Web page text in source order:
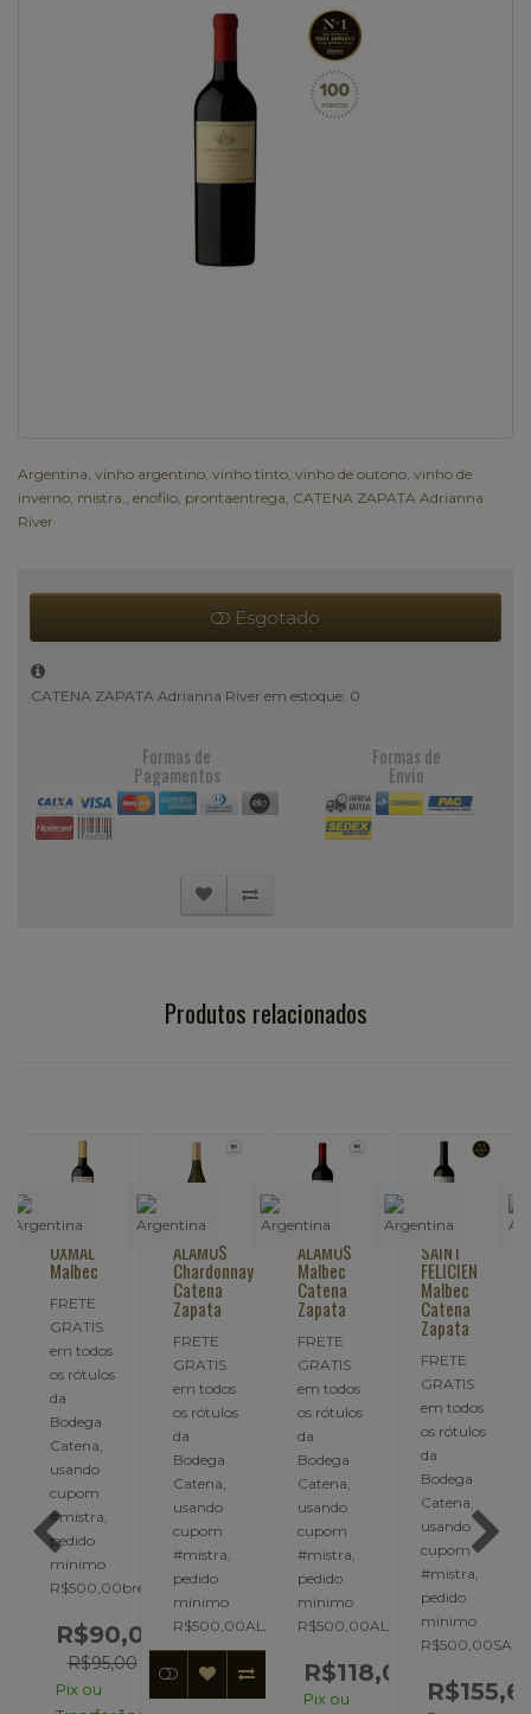
Argentina vinho argentino vinho tinto vinho de outono vinho de
inverno mistra. enofilo prontaentrega CATENA ZAPATA Adrianna
River
Esgotado
CATENA ZAPATA Adrianna River em estoque: 0
Formas de
Pagamentos
Formas de
Envio
Produtos relacionados
UXMAL
Malbec
FRETE
GRATIS
em todos
os rótulos
da
Bodega
Catena,
usando
cupom
#mistra,
pedido
mínimo
R$500,00breve..
R$90,00
R$95,00
Pix ou
ALAMOS
Chardonnay
Catena
Zapata
FRETE
GRATIS
em todos
os rótulos
da
Bodega
Catena,
usando
cupom
#mistra,
pedido
mínimo
R$500,00ALAMO..
ALAMOS
Malbec
Catena
Zapata
FRETE
GRATIS
em todos
os rótulos
da
Bodega
Catena,
usando
cupom
#mistra,
pedido
mínimo
R$500,00ALAMO..
R$118,00
Pix ou
SAINT
FELICIEN
Malbec
Catena
Zapata
FRETE
GRATIS
em todos
os rótulos
da
Bodega
Catena,
usando
cupom
#mistra,
pedido
mínimo